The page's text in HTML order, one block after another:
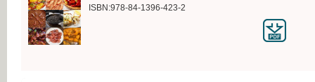
ISBN:978-84-1396-423-2